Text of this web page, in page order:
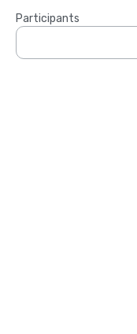
Participants